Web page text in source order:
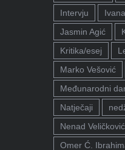
Intervju
Jasmin Agić
Kritika/esej
Marko Vešović
Međunarodni
Natječaji
Nenad Veličković
Omer Ć.